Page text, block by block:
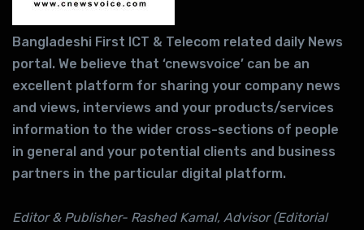
Bangladeshi First ICT & Telecom related daily News
portal. We believe that ‘cnewsvoice’ can be an
excellent platform for sharing your company news
and views, interviews and your products/services
information to the wider cross-sections of people
in general and your potential clients and business
partners in the particular digital platform.
Editor & Publisher- Rashed Kamal, Advisor (Editorial